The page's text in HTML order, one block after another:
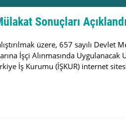
Sonuçları Açıklandı
üzere, 657 sayılı Devlet
İşçi Alınmasında
İş Kurumu (İŞKUR) internet